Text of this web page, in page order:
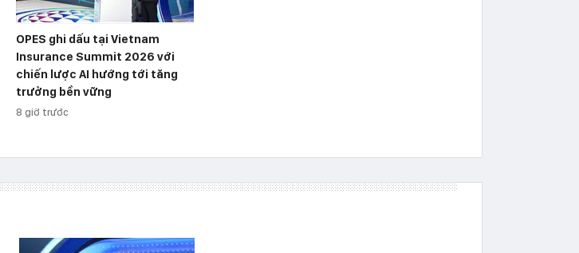
OPES ghi dấu tại Vietnam
Insurance Summit 2026 với
chiến lược AI hướng tới tăng
trưởng bền vững
8 giờ trước